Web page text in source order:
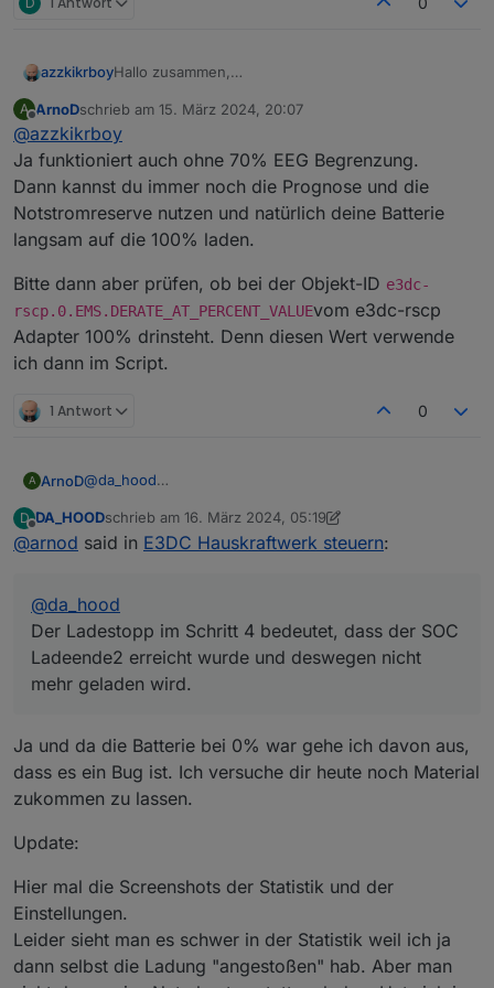
azzkikrboyHallo zusammen,
Anlage ohne 70% EEG Begrenzung?
A
Offline
ArnoDschrieb am 15. März 2024, 20:07
zuletzt editiert von
@azzkikrboy
Ja funktioniert auch ohne 70% EEG Begrenzung.
Dann kannst du immer noch die Prognose und die
Notstromreserve nutzen und natürlich deine Batterie
langsam auf die 100% laden.
Bitte dann aber prüfen, ob bei der Objekt-ID e3dc-
rscp.0.EMS.DERATE_AT_PERCENT_VALUEvom e3dc-rscp
Adapter 100% drinsteht. Denn diesen Wert verwende
ich dann im Script.
1 Antwort 0
A ArnoD@da_hood
Es wäre gut, wenn du mal ein Screenshot von deinen
Einstellungen und User_Anpassungen schicken
Leistung sieht, wenn es mal wieder passiert , wäre auch
hilfreich und zu guter Letzt ist es auch gut
DebugAusgabe
LogAusgabeRegelung
auf true zu
setzen und das LOG File zu schicken.
Wenn ich mir das LOG File weiter oben ansehe, sieht es
bedeutet, dass der SOC Ladeende2 erreicht wurde und
deswegen nicht mehr geladen wird.
Du musst immer daran denken, dass der, was nicht
direkt davor sitzt, alle diese Informationen sonst nicht
Probleme, aber ausschließen will ich es auch nicht :-)
D
Offline
DA_HOODschrieb am 16. März 2024, 05:19
zuletzt editiert von DA_HOOD
@arnod said in E3DC Hauskraftwerk steuern:
@da_hood
Der Ladestopp im Schritt 4 bedeutet, dass der SOC
Ladeende2 erreicht wurde und deswegen nicht
mehr geladen wird.
Ja und da die Batterie bei 0% war gehe ich davon aus,
dass es ein Bug ist. Ich versuche dir heute noch Material
zukommen zu lassen.
Update:
Hier mal die Screenshots der Statistik und der
Einstellungen.
Leider sieht man es schwer in der Statistik weil ich ja
dann selbst die Ladung "angestoßen" hab. Aber man